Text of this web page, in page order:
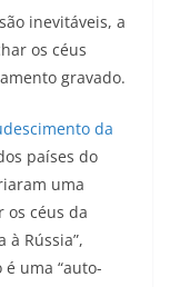
inevitáveis, a
os céus
gravado.
da
países do
uma
os céus da
Rússia”,
uma “auto-